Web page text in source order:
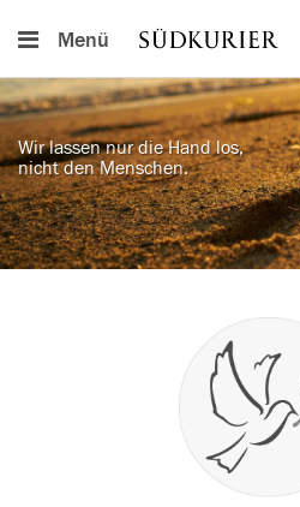
Menü
Wir lassen nur die Hand los,
nicht den Menschen.